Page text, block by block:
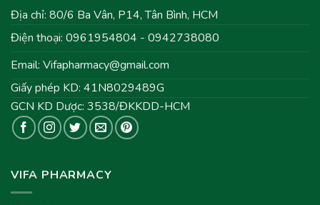
Địa chỉ: 80/6 Ba Vân, P14, Tân Bình, HCM
Điện thoại: 0961954804 - 0942738080
Email: Vifapharmacy@gmail.com
Giấy phép KD: 41N8029489G
GCN KD Dược: 3538/ĐKKDD-HCM
VIFA PHARMACY